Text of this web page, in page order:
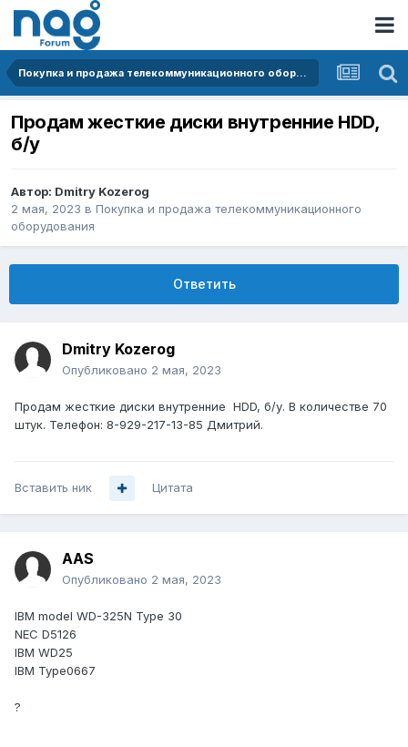
Покупка и продажа телекоммуникационного оборудования
Продам жесткие диски внутренние HDD,
б/у
Автор: Dmitry Kozerog
2 мая, 2023 в Покупка и продажа телекоммуникационного
оборудования
Ответить
Dmitry Kozerog
Опубликовано 2 мая, 2023
Продам жесткие диски внутренние HDD, б/у. В количестве 70
штук. Телефон: 8-929-217-13-85 Дмитрий.
Вставить ник Цитата
AAS
Опубликовано 2 мая, 2023
IBM model WD-325N Type 30
NEC D5126
IBM WD25
IBM Type0667
?